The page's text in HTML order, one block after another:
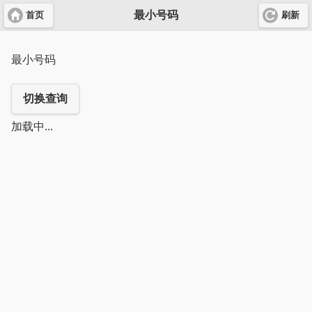
首页 最小号码 刷新
最小号码
切换查询
加载中...